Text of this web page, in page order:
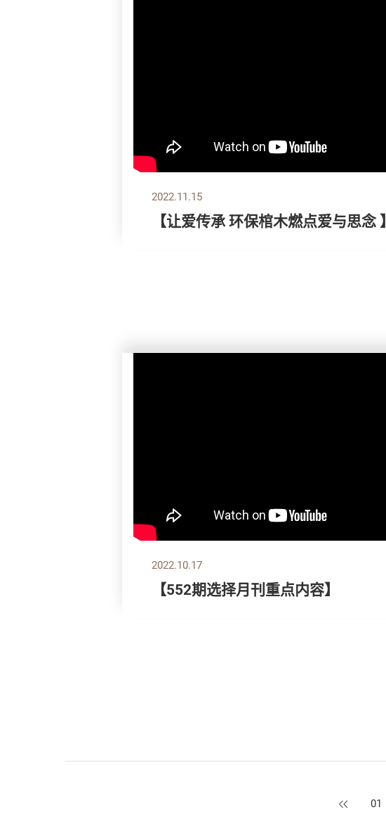
2022.11.15
【让爱传承 环保棺木燃点爱与思念 】
2022.10.17
【552期选择月刊重点内容】
上一页
01